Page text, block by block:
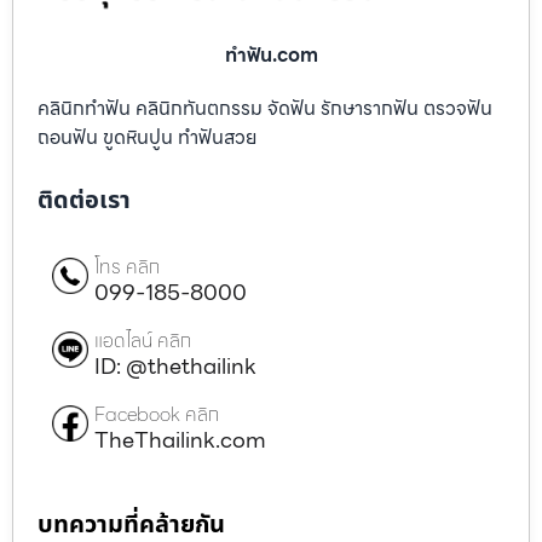
ทําฟัน.com
คลินิกทำฟัน คลินิกทันตกรรม จัดฟัน รักษารากฟัน ตรวจฟัน
ถอนฟัน ขูดหินปูน ทำฟันสวย
ติดต่อเรา
โทร คลิก
099-185-8000
แอดไลน์ คลิก
ID: @thethailink
Facebook คลิก
TheThailink.com
บทความที่คล้ายกัน